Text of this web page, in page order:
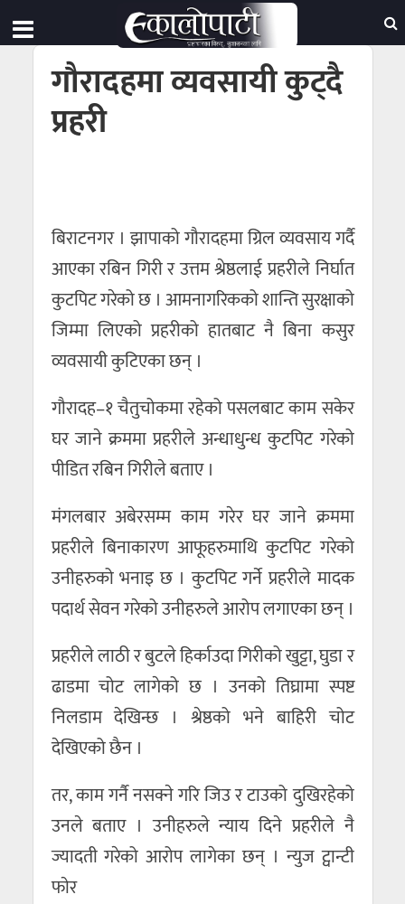
गौरादहमा व्यवसायी कुट्दै
प्रहरी
बिराटनगर । झापाको गौरादहमा ग्रिल व्यवसाय गर्दै
आएका रबिन गिरी र उत्तम श्रेष्ठलाई प्रहरीले निर्घात
कुटपिट गरेको छ । आमनागरिकको शान्ति सुरक्षाको
जिम्मा लिएको प्रहरीको हातबाट नै बिना कसुर
व्यवसायी कुटिएका छन् ।
गौरादह–१ चैतुचोकमा रहेको पसलबाट काम सकेर
घर जाने क्रममा प्रहरीले अन्धाधुन्ध कुटपिट गरेको
पीडित रबिन गिरीले बताए ।
मंगलबार अबेरसम्म काम गरेर घर जाने क्रममा
प्रहरीले बिनाकारण आफूहरुमाथि कुटपिट गरेको
उनीहरुको भनाइ छ । कुटपिट गर्ने प्रहरीले मादक
पदार्थ सेवन गरेको उनीहरुले आरोप लगाएका छन् ।
प्रहरीले लाठी र बुटले हिर्काउदा गिरीको खुट्टा, घुडा र
ढाडमा चोट लागेको छ । उनको तिघ्रामा स्पष्ट
निलडाम देखिन्छ । श्रेष्ठको भने बाहिरी चोट
देखिएको छैन ।
तर, काम गर्नै नसक्ने गरि जिउ र टाउको दुखिरहेको
उनले बताए । उनीहरुले न्याय दिने प्रहरीले नै
ज्यादती गरेको आरोप लागेका छन् । न्युज ट्वान्टी
फाेर